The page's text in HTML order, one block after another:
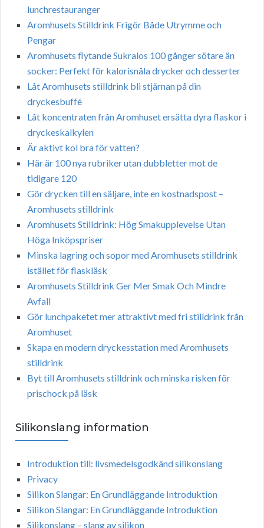
lunchrestauranger
Aromhusets Stilldrink Frigör Både Utrymme och
Pengar
Aromhusets flytande Sukralos 100 gånger sötare än
socker: Perfekt för kalorisnåla drycker och desserter
Låt Aromhusets stilldrink bli stjärnan på din
dryckesbuffé
Låt koncentraten från Aromhuset ersätta dyra flaskor i
dryckeskalkylen
Är aktivt kol bra för vatten?
Här är 100 nya rubriker utan dubbletter mot de
tidigare 120
Gör drycken till en säljare, inte en kostnadspost –
Aromhusets stilldrink
Aromhusets Stilldrink: Hög Smakupplevelse Utan
Höga Inköpspriser
Minska lagring och sopor med Aromhusets stilldrink
istället för flaskläsk
Aromhusets Stilldrink Ger Mer Smak Och Mindre
Avfall
Gör lunchpaketet mer attraktivt med fri stilldrink från
Aromhuset
Skapa en modern dryckesstation med Aromhusets
stilldrink
Byt till Aromhusets stilldrink och minska risken för
prischock på läsk
Silikonslang information
Introduktion till: livsmedelsgodkänd silikonslang
Privacy
Silikon Slangar: En Grundläggande Introduktion
Silikon Slangar: En Grundläggande Introduktion
Silikonslang – slang av silikon